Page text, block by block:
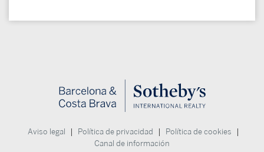
Aviso legal Política de privacidad Política de cookies
Canal de información